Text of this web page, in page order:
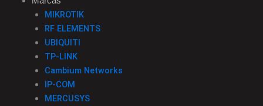
MIKROTIK
RF ELEMENTS
UBIQUITI
TP-LINK
Cambium Networks
IP-COM
MERCUSYS